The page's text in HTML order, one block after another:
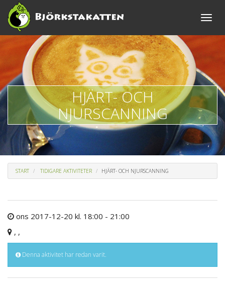
Toggle
HJÄRT- OCH
NJURSCANNING
START TIDIGARE AKTIVITETER HJÄRT- OCH NJURSCANNING
ons 2017-12-20 kl. 18:00 - 21:00
, ,
Denna aktivitet har redan varit.